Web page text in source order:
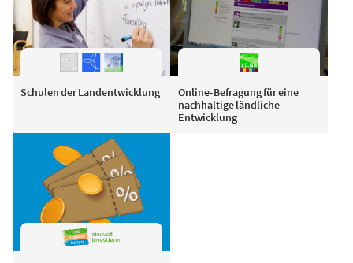
Schulen der Landentwicklung
Online-Befragung für eine
nachhaltige ländliche
Entwicklung